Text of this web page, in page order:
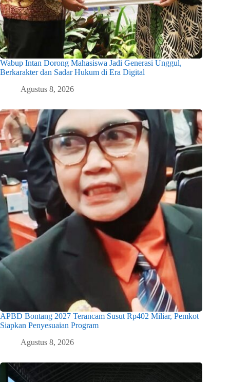
Wabup Intan Dorong Mahasiswa Jadi Generasi Unggul,
Berkarakter dan Sadar Hukum di Era Digital
Agustus 8, 2026
APBD Bontang 2027 Terancam Susut Rp402 Miliar, Pemkot
Siapkan Penyesuaian Program
Agustus 8, 2026